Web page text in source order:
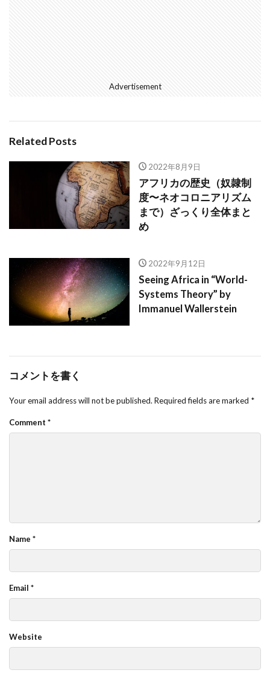
Advertisement
Related Posts
2022年8月9日
アフリカの歴史（奴隷制
度〜ネオコロニアリズム
まで）ざっくり全体まと
め
2022年9月12日
Seeing Africa in “World-
Systems Theory” by
Immanuel Wallerstein
コメントを書く
Your email address will not be published.Required fields are marked *
Comment *
Name *
Email *
Website